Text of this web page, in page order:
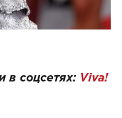
в соцсетях: Viva!